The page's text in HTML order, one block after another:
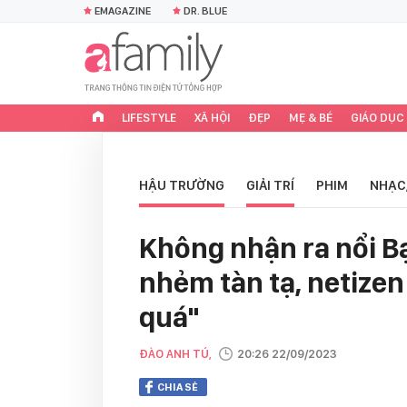
EMAGAZINE DR. BLUE
LIFESTYLE XÃ HỘI ĐẸP MẸ & BÉ GIÁO DỤC
HẬU TRƯỜNG GIẢI TRÍ PHIM
Không nhận ra nổi
nhẻm tàn tạ,
quá"
ĐÀO ANH TÚ, 20:26 22/09/2023
CHIA SẺ